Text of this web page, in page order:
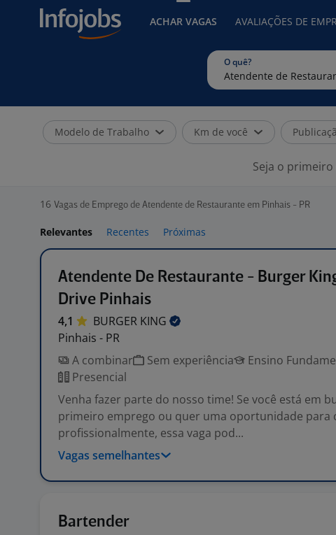
ACHAR VAGAS AVALIAÇÕES DE
O quê?
Modelo de Trabalho Km de você
Seja o
16 Vagas de Emprego de Atendente de Restaurante em Pinhais - PR
Relevantes Recentes Próximas
Atendente De Restaurante - Burger
Drive Pinhais
4,1 BURGER KING
Pinhais - PR
A combinar
Sem experiência
Ensino
Presencial
Venha fazer parte do nosso time! Se você está em
primeiro emprego ou quer uma oportunidade para
profissionalmente, essa vaga pod...
Vagas semelhantes
Bartender